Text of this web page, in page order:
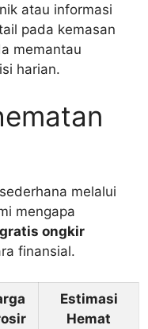
atau informasi
pada kemasan
memantau
harian.
melalui
mengapa
ongkir
finansial.
Estimasi
Hemat